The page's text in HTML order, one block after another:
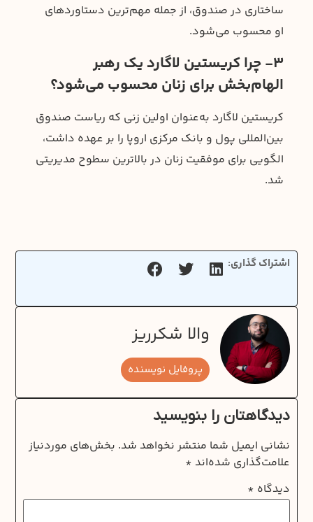
ساختاری در صندوق، از جمله مهم‌ترین دستاوردهای
او محسوب می‌شود.
۳- چرا کریستین لاگارد یک رهبر
الهام‌بخش برای زنان محسوب می‌شود؟
کریستین لاگارد به‌عنوان اولین زنی که ریاست صندوق
بین‌المللی پول و بانک مرکزی اروپا را بر عهده داشت،
الگویی برای موفقیت زنان در بالاترین سطوح مدیریتی
شد.
اشتراک گذاری:
والا شکرریز
پروفایل نویسنده
دیدگاهتان را بنویسید
نشانی ایمیل شما منتشر نخواهد شد. بخش‌های موردنیاز
علامت‌گذاری شده‌اند *
دیدگاه *